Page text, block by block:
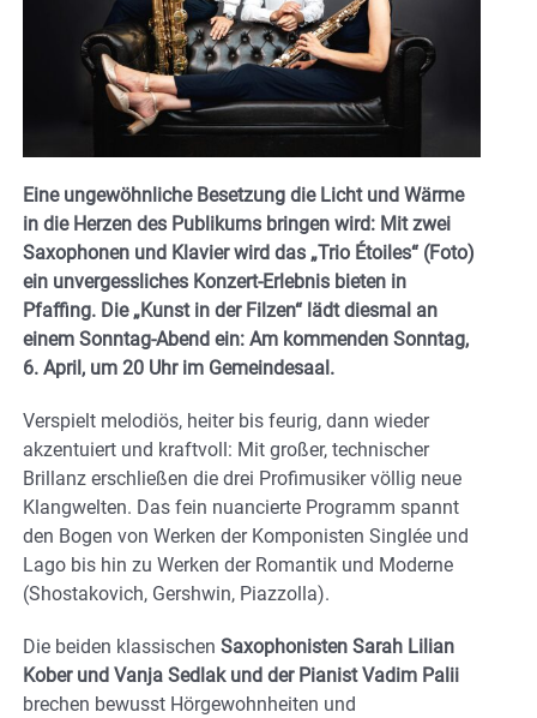
Eine ungewöhnliche Besetzung die Licht und Wärme
in die Herzen des Publikums bringen wird: Mit zwei
Saxophonen und Klavier wird das „Trio Étoiles“ (Foto)
ein unvergessliches Konzert-Erlebnis bieten in
Pfaffing. Die „Kunst in der Filzen“ lädt diesmal an
einem Sonntag-Abend ein: Am kommenden Sonntag,
6. April, um 20 Uhr im Gemeindesaal.
Verspielt melodiös, heiter bis feurig, dann wieder
akzentuiert und kraftvoll: Mit großer, technischer
Brillanz erschließen die drei Profimusiker völlig neue
Klangwelten. Das fein nuancierte Programm spannt
den Bogen von Werken der Komponisten Singlée und
Lago bis hin zu Werken der Romantik und Moderne
(Shostakovich, Gershwin, Piazzolla).
Die beiden klassischen Saxophonisten Sarah Lilian
Kober und Vanja Sedlak und der Pianist Vadim Palii
brechen bewusst Hörgewohnheiten und